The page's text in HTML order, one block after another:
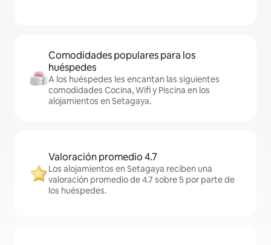
Comodidades populares para los
huéspedes
A los huéspedes les encantan las siguientes
comodidades Cocina, Wifi y Piscina en los
alojamientos en Setagaya.
Valoración promedio 4.7
Los alojamientos en Setagaya reciben una
valoración promedio de 4.7 sobre 5 por parte de
los huéspedes.